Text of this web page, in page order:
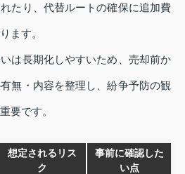
たり、代替ルートの確保に追加費
ます。
は長期化しやすいため、売却前か
無・内容を整理し、紛争予防の観
要です。
想定されるリス
ク
事前に確認した
い点